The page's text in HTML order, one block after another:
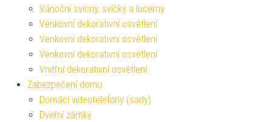
Vánoční svícny, svíčky a lucerny
Venkovní dekorativní osvětlení
Venkovní dekorativní osvětlení
Venkovní dekorativní osvětlení
Vnitřní dekorativní osvětlení
Zabezpečení domu
Domácí videotelefony (sady)
Dveřní zámky